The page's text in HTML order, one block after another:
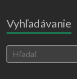
Vyhľadávanie